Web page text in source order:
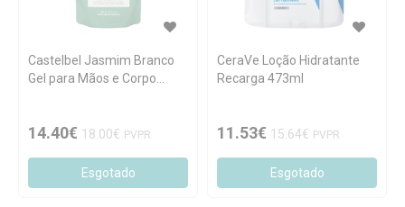
Castelbel Jasmim Branco
Gel para Mãos e Corpo
14.40€ 18.00€ PVPR
Esgotado
CeraVe Loção Hidratante
Recarga 473ml
11.53€ 15.64€ PVPR
Esgotado